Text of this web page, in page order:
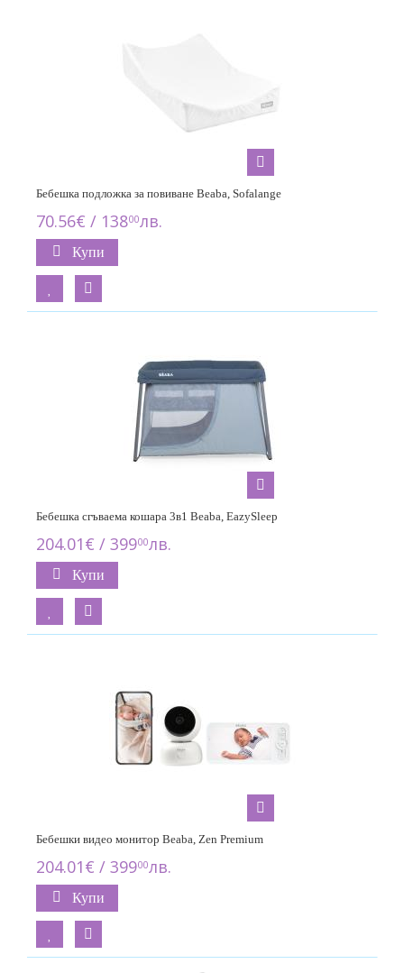
Бебешка подложка за повиване Beaba, Sofalange
70.56€ / 13800лв.
Купи
Бебешка сгъваема кошара 3в1 Beaba, EazySleep
204.01€ / 39900лв.
Купи
Бебешки видео монитор Beaba, Zen Premium
204.01€ / 39900лв.
Купи